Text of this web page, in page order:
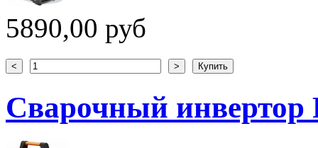
5890,00 руб
Сварочный инвертор